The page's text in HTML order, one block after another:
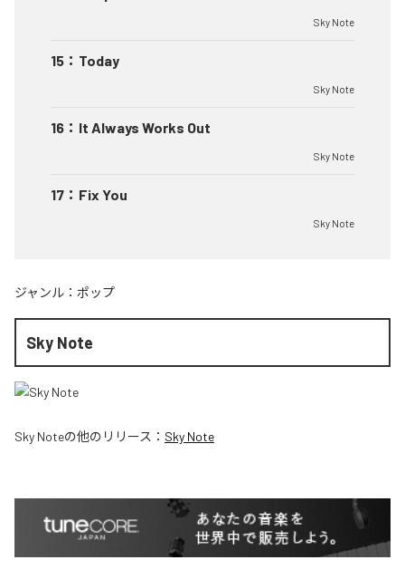
Sky Note
15 ： Today
Sky Note
16 ： It Always Works Out
Sky Note
17 ： Fix You
Sky Note
ジャンル： ポップ
Sky Note
Sky Noteの他のリリース： Sky Note